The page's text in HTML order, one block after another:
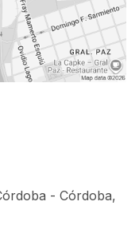
- Córdoba,